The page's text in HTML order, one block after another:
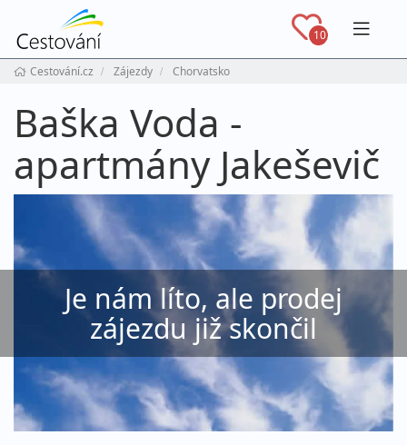
10
Cestování.cz Zájezdy Chorvatsko
Baška Voda -
apartmány Jakeševič
Je nám líto, ale prodej
zájezdu již skončil